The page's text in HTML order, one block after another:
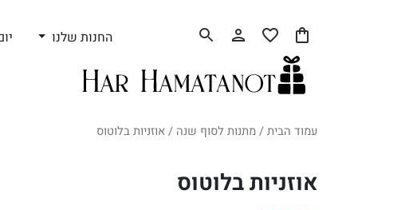
החנות שלנו
עמוד הבית/מתנות לסוף שנה / אוזניות בלוטוס
אוזניות בלוטוס